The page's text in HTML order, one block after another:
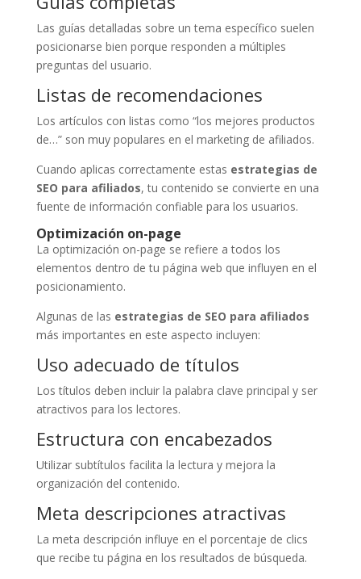
Las guías detalladas sobre un tema específico suelen
posicionarse bien porque responden a múltiples
preguntas del usuario.
Listas de recomendaciones
Los artículos con listas como “los mejores productos
de…” son muy populares en el marketing de afiliados.
Cuando aplicas correctamente estas estrategias de
SEO para afiliados, tu contenido se convierte en una
fuente de información confiable para los usuarios.
Optimización on-page
La optimización on-page se refiere a todos los
elementos dentro de tu página web que influyen en el
posicionamiento.
Algunas de las estrategias de SEO para afiliados
más importantes en este aspecto incluyen:
Uso adecuado de títulos
Los títulos deben incluir la palabra clave principal y ser
atractivos para los lectores.
Estructura con encabezados
Utilizar subtítulos facilita la lectura y mejora la
organización del contenido.
Meta descripciones atractivas
La meta descripción influye en el porcentaje de clics
que recibe tu página en los resultados de búsqueda.